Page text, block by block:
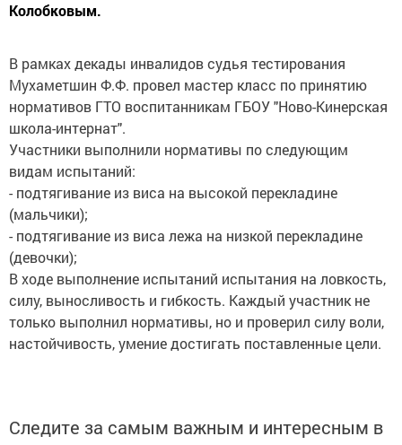
Колобковым.
В рамках декады инвалидов судья тестирования
Мухаметшин Ф.Ф. провел мастер класс по принятию
нормативов ГТО воспитанникам ГБОУ "Ново-Кинерская
школа-интернат".
Участники выполнили нормативы по следующим
видам испытаний:
- подтягивание из виса на высокой перекладине
(мальчики);
- подтягивание из виса лежа на низкой перекладине
(девочки);
В ходе выполнение испытаний испытания на ловкость,
силу, выносливость и гибкость. Каждый участник не
только выполнил нормативы, но и проверил силу воли,
настойчивость, умение достигать поставленные цели.
Следите за самым важным и интересным в